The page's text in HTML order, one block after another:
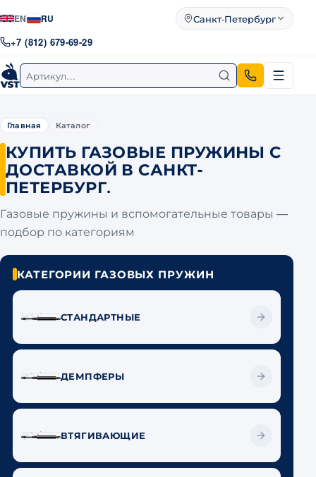
EN RU Санкт-Петербург
Город
+7 (812) 679-69-29
Поиск по артикулу
Главная Каталог
КУПИТЬ ГАЗОВЫЕ ПРУЖИНЫ С
ДОСТАВКОЙ В САНКТ-
ПЕТЕРБУРГ.
Газовые пружины и вспомогательные товары —
подбор по категориям
КАТЕГОРИИ ГАЗОВЫХ ПРУЖИН
СТАНДАРТНЫЕ
ДЕМПФЕРЫ
ВТЯГИВАЮЩИЕ